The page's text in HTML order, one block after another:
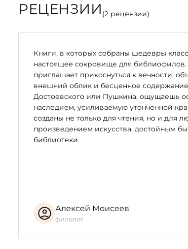
РЕЦЕНЗИИ (2 рецензии)
Книги, в которых собраны шедевры
настоящее сокровище для
приглашает прикоснуться к вечности,
внешний облик и бесценное
Достоевского или Пушкина, ощущаешь
наследием, усиливаемую утончённой
созданы не только для чтения, но и для
произведением искусства, достойным
библиотеки.
Алексей Моисеев
филолог